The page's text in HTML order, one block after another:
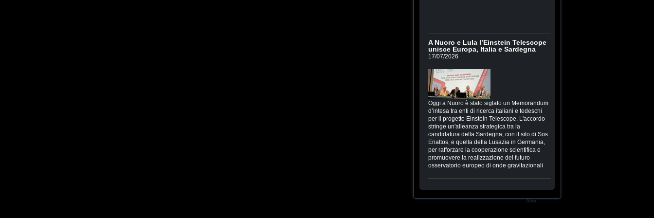
A Nuoro e Lula l’Einstein Telescope
unisce Europa, Italia e Sardegna
17/07/2026
Oggi a Nuoro è stato siglato un Memorandum
d’intesa tra enti di ricerca italiani e tedeschi
per il progetto Einstein Telescope. L'accordo
stringe un'alleanza strategica tra la
candidatura della Sardegna, con il sito di Sos
Enattos, e quella della Lusazia in Germania,
per rafforzare la cooperazione scientifica e
promuovere la realizzazione del futuro
osservatorio europeo di onde gravitazionali
Altro…